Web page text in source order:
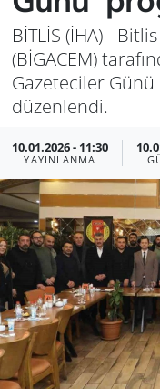
BİTLİS (İHA) -
(BİGACEM)
Gazeteciler Günü
düzenlendi.
10.01.2026 - 11:30
YAYINLANMA